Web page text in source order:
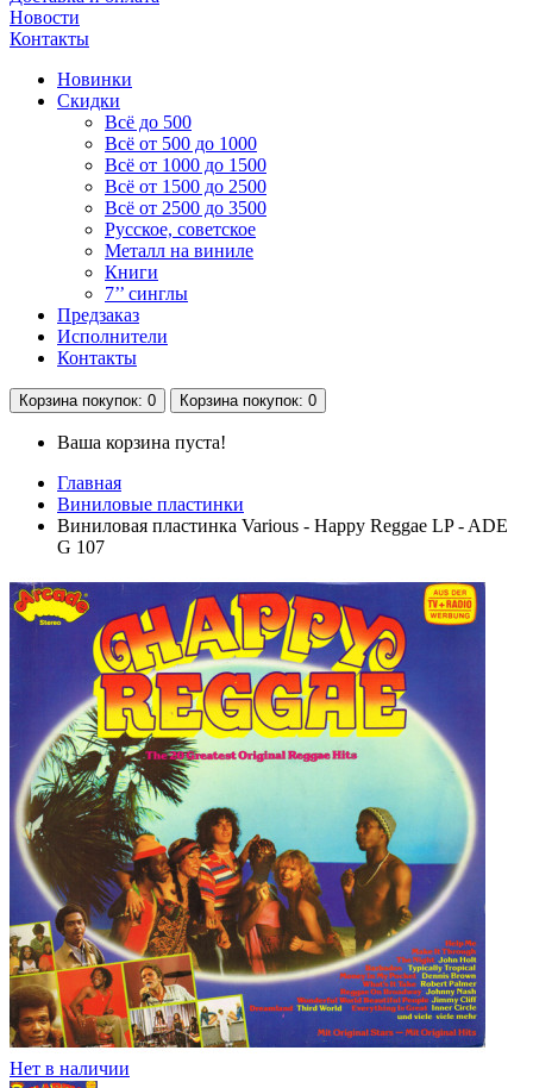
Новости
Контакты
Новинки
Скидки
Всё до 500
Всё от 500 до 1000
Всё от 1000 до 1500
Всё от 1500 до 2500
Всё от 2500 до 3500
Русское, советское
Металл на виниле
Книги
7’’ синглы
Предзаказ
Исполнители
Контакты
Корзина покупок: 0 Корзина покупок: 0
Ваша корзина пуста!
Главная
Виниловые пластинки
Виниловая пластинка Various - Happy Reggae LP - ADE
G 107
Нет в наличии